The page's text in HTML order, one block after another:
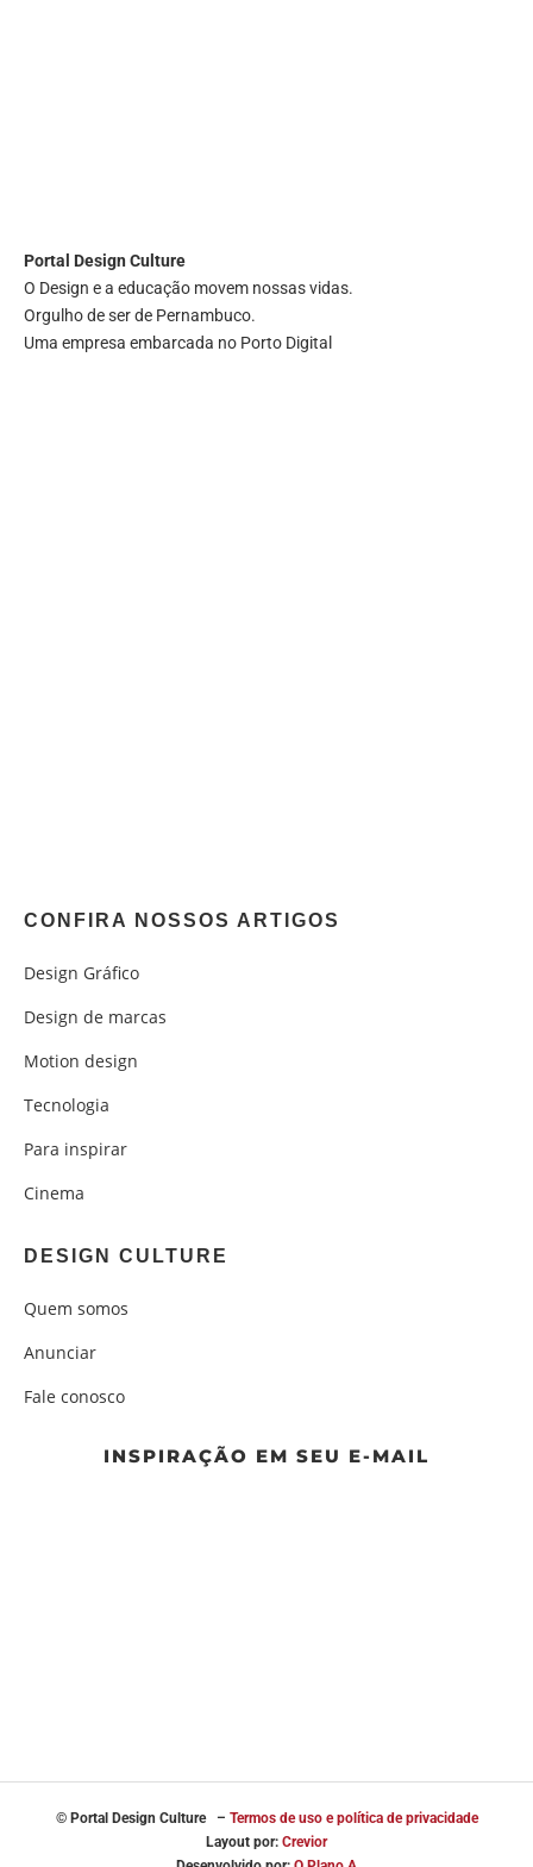
Portal Design Culture
O Design e a educação movem nossas vidas.
Orgulho de ser de Pernambuco.
Uma empresa embarcada no Porto Digital
CONFIRA NOSSOS ARTIGOS
Design Gráfico
Design de marcas
Motion design
Tecnologia
Para inspirar
Cinema
DESIGN CULTURE
Quem somos
Anunciar
Fale conosco
INSPIRAÇÃO EM SEU E-MAIL
© Portal Design Culture – Termos de uso e política de privacidade
Layout por: Crevior